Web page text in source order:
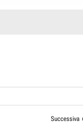
Successiva